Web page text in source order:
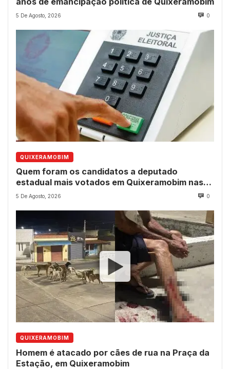
5 De Agosto, 2026 0
QUIXERAMOBIM
Quem foram os candidatos a deputado
estadual mais votados em Quixeramobim nas
eleições de 2022?
5 De Agosto, 2026 0
QUIXERAMOBIM
Homem é atacado por cães de rua na Praça da
Estação, em Quixeramobim